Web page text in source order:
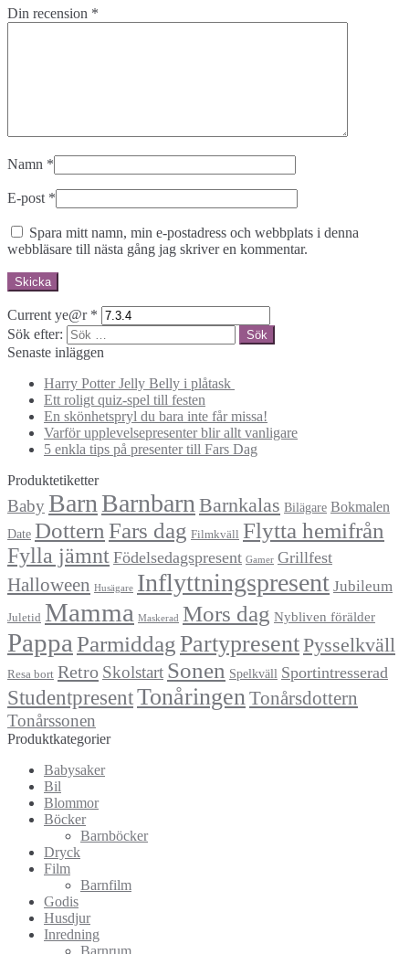
Din recension *
Namn *
E-post *
Spara mitt namn, min e-postadress och webbplats i denna
webbläsare till nästa gång jag skriver en kommentar.
Current ye@r *
Sök efter:
Senaste inläggen
Harry Potter Jelly Belly i plåtask
Ett roligt quiz-spel till festen
En skönhetspryl du bara inte får missa!
Varför upplevelsepresenter blir allt vanligare
5 enkla tips på presenter till Fars Dag
Produktetiketter
Baby Barn Barnbarn Barnkalas Bilägare Bokmalen
Date Dottern Fars dag Filmkväll Flytta hemifrån
Fylla jämnt Födelsedagspresent Gamer Grillfest
Halloween Husägare Inflyttningspresent Jubileum
Juletid Mamma Maskerad Mors dag Nybliven förälder
Pappa ParmiddagPartypresentPysselkväll
Resa bort Retro Skolstart Sonen Spelkväll Sportintresserad
StudentpresentTonåringen Tonårsdottern
Tonårssonen
Produktkategorier
Babysaker
Bil
Blommor
Böcker
Barnböcker
Dryck
Film
Barnfilm
Godis
Husdjur
Inredning
Barnrum